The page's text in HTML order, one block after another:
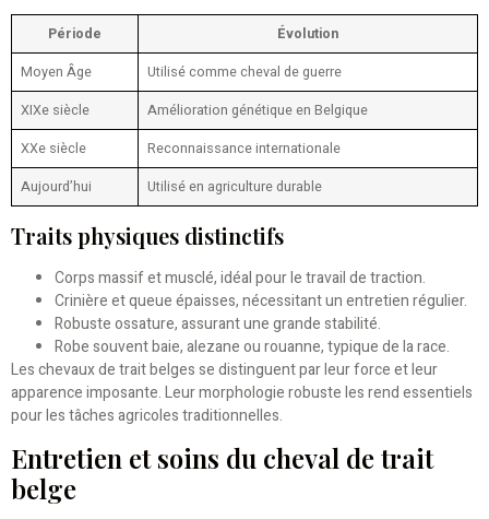
Période
Évolution
Moyen Âge
Utilisé comme cheval de guerre
XIXe siècle
Amélioration génétique en Belgique
XXe siècle
Reconnaissance internationale
Aujourd’hui
Utilisé en agriculture durable
Traits physiques distinctifs
Corps massif et musclé, idéal pour le travail de traction.
Crinière et queue épaisses, nécessitant un entretien régulier.
Robuste ossature, assurant une grande stabilité.
Robe souvent baie, alezane ou rouanne, typique de la race.
Les chevaux de trait belges se distinguent par leur force et leur
apparence imposante. Leur morphologie robuste les rend essentiels
pour les tâches agricoles traditionnelles.
Entretien et soins du cheval de trait
belge